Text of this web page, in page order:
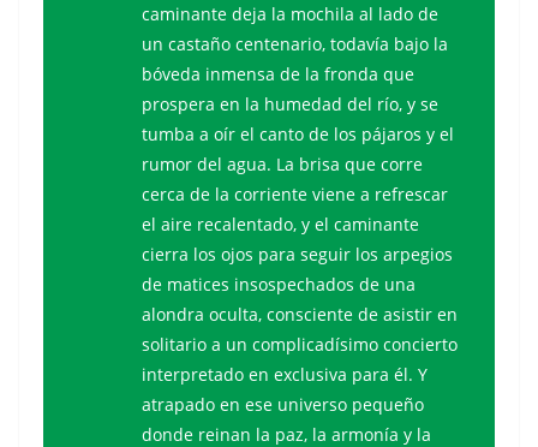
caminante deja la mochila al lado de
un castaño centenario, todavía bajo la
bóveda inmensa de la fronda que
prospera en la humedad del río, y se
tumba a oír el canto de los pájaros y el
rumor del agua. La brisa que corre
cerca de la corriente viene a refrescar
el aire recalentado, y el caminante
cierra los ojos para seguir los arpegios
de matices insospechados de una
alondra oculta, consciente de asistir en
solitario a un complicadísimo concierto
interpretado en exclusiva para él. Y
atrapado en ese universo pequeño
donde reinan la paz, la armonía y la